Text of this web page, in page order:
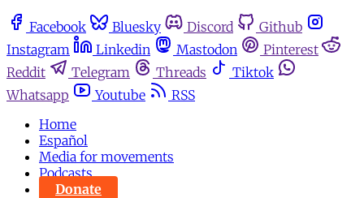
Facebook Bluesky Discord
Github
Instagram
Linkedin Mastodon
Pinterest
Reddit
Telegram Threads
Tiktok
Whatsapp
Youtube
RSS
Home
Español
Media for movements
Podcasts
Donate